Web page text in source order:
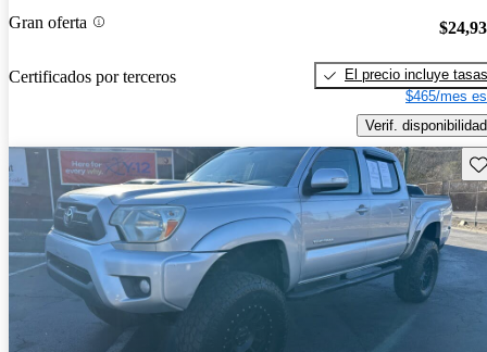
Gran oferta
Certificados por terceros
El precio incluye tasas
$465/mes
Verif. disponibilidad